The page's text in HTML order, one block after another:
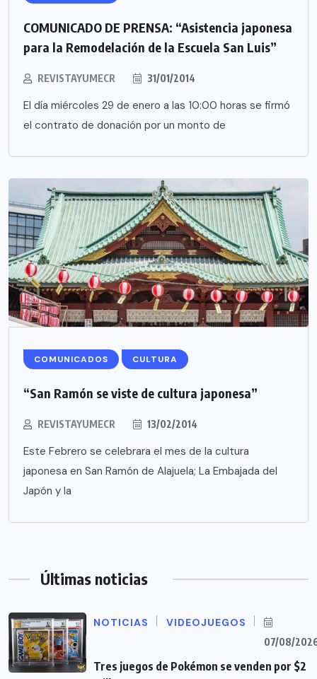
COMUNICADO DE PRENSA: “Asistencia japonesa
para la Remodelación de la Escuela San Luis”
REVISTAYUMECR 31/01/2014
El día miércoles 29 de enero a las 10:00 horas se firmó
el contrato de donación por un monto de
COMUNICADOS CULTURA
“San Ramón se viste de cultura japonesa”
REVISTAYUMECR 13/02/2014
Este Febrero se celebrara el mes de la cultura
japonesa en San Ramón de Alajuela; La Embajada del
Japón y la
Últimas noticias
NOTICIAS VIDEOJUEGOS
07/08/
Tres juegos de Pokémon se venden por $2